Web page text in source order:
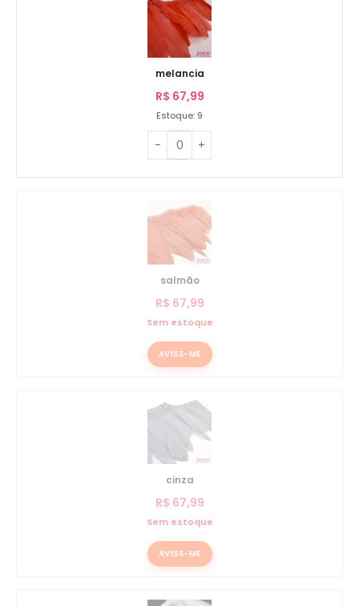
melancia
R$ 67,99
Estoque: 9
salmão
R$ 67,99
Sem estoque
AVISE-ME
cinza
R$ 67,99
Sem estoque
AVISE-ME